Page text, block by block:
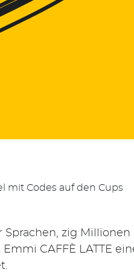
mit Codes auf den Cups
Sprachen, zig
CAFFÈ LATTE